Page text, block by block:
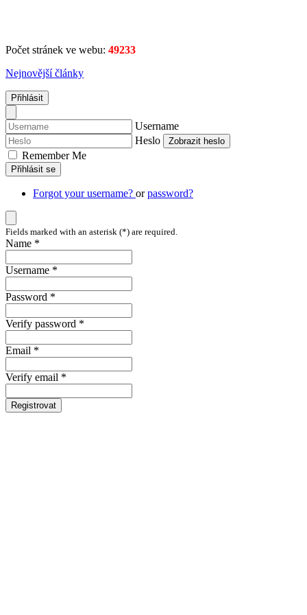
Počet stránek ve webu: 49233
Nejnovější články
Přihlásit
Username
Heslo
Zobrazit heslo
Remember Me
Přihlásit se
Forgot your username? orpassword?
Fields marked with an asterisk (*) are required.
Name *
Username *
Password *
Verify password *
Email *
Verify email *
Registrovat